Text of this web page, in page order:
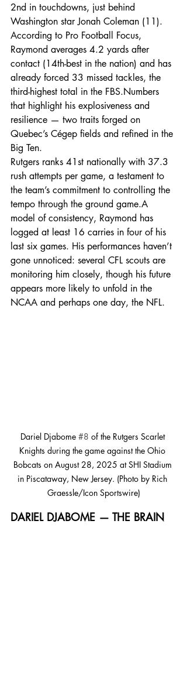
2nd in touchdowns, just behind
Washington star Jonah Coleman (11).
According to Pro Football Focus,
Raymond averages 4.2 yards after
contact (14th-best in the nation) and has
already forced 33 missed tackles, the
third-highest total in the FBS.Numbers
that highlight his explosiveness and
resilience — two traits forged on
Quebec’s Cégep fields and refined in the
Big Ten.
Rutgers ranks 41st nationally with 37.3
rush attempts per game, a testament to
the team’s commitment to controlling the
tempo through the ground game.A
model of consistency, Raymond has
logged at least 16 carries in four of his
last six games. His performances haven’t
gone unnoticed: several CFL scouts are
monitoring him closely, though his future
appears more likely to unfold in the
NCAA and perhaps one day, the NFL.
Dariel Djabome #8 of the Rutgers Scarlet
Knights during the game against the Ohio
Bobcats on August 28, 2025 at SHI Stadium
in Piscataway, New Jersey. (Photo by Rich
Graessle/Icon Sportswire)
DARIEL DJABOME — THE BRAIN